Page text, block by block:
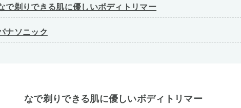
で剃りできる肌に優しいボディトリマー
ナソニック
なで剃りできる肌に優しいボディトリマー